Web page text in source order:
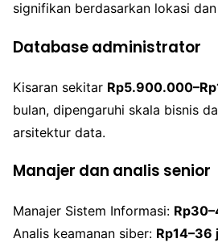
signifikan berdasarkan lokasi
Database administrator
Kisaran sekitar
bulan, dipengaruhi skala bisnis
arsitektur data.
Manajer dan analis senior
Manajer Sistem Informasi:
Analis keamanan siber: Rp14–36